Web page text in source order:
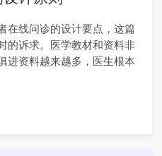
在线问诊的设计要点，这篇
的诉求。医学教材和资料非
进资料越来越多，医生根本